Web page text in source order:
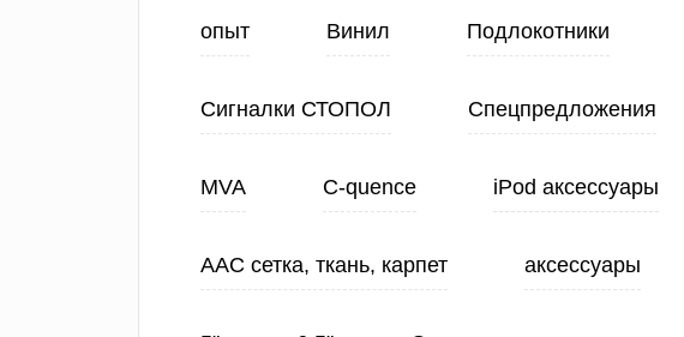
опыт Винил Подлокотники
Сигналки СТОПОЛ Спецпредложения
MVA C-quence iPod аксессуары
ААС сетка, ткань, карпет аксессуары